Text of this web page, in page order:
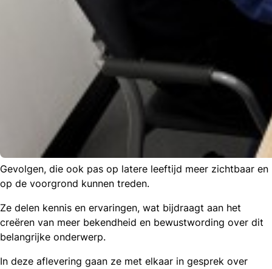
Gevolgen, die ook pas op latere leeftijd meer zichtbaar en
op de voorgrond kunnen treden.
Ze delen kennis en ervaringen, wat bijdraagt aan het
creëren van meer bekendheid en bewustwording over dit
belangrijke onderwerp.
In deze aflevering gaan ze met elkaar in gesprek over